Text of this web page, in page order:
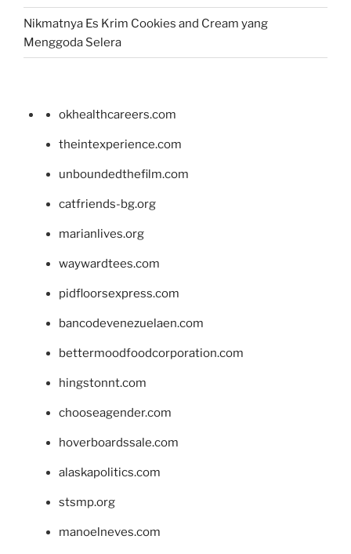
Nikmatnya Es Krim Cookies and Cream yang
Menggoda Selera
okhealthcareers.com
theintexperience.com
unboundedthefilm.com
catfriends-bg.org
marianlives.org
waywardtees.com
pidfloorsexpress.com
bancodevenezuelaen.com
bettermoodfoodcorporation.com
hingstonnt.com
chooseagender.com
hoverboardssale.com
alaskapolitics.com
stsmp.org
manoelneves.com